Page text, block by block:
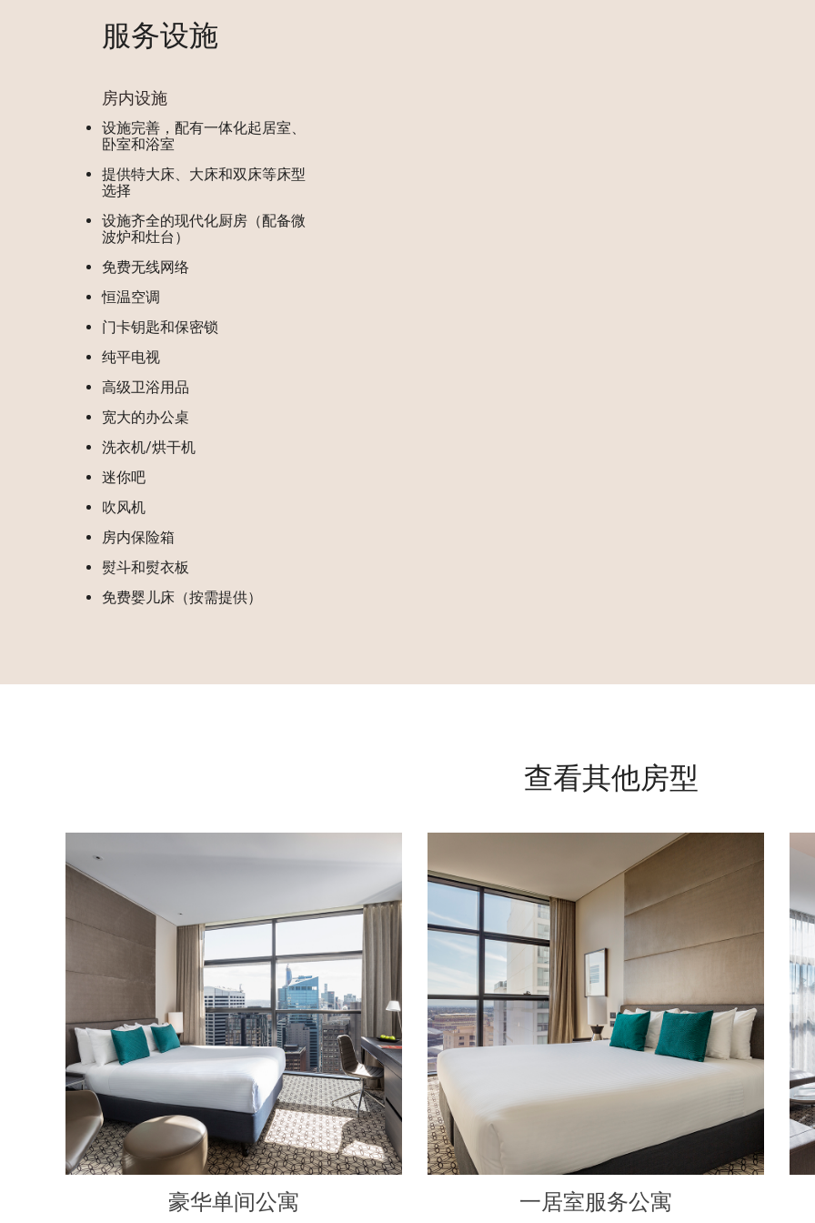
服务设施
房内设施
设施完善，配有一体化起居室、
卧室和浴室
提供特大床、大床和双床等床型
选择
设施齐全的现代化厨房（配备微
波炉和灶台）
免费无线网络
恒温空调
门卡钥匙和保密锁
纯平电视
高级卫浴用品
宽大的办公桌
洗衣机/烘干机
迷你吧
吹风机
房内保险箱
熨斗和熨衣板
免费婴儿床（按需提供）
查看其他房型
豪华单间公寓 一居室服务公寓